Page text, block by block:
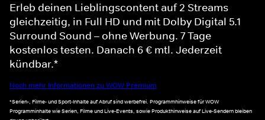
Erleb deinen Lieblingscontent auf 2 Streams
gleichzeitig, in Full HD und mit Dolby Digital 5.1
Surround Sound – ohne Werbung. 7 Tage
kostenlos testen. Danach 6 € mtl. Jederzeit
kündbar.*
Noch mehr Informationen zu WOW Premium
*Serien-, Filme- und Sport-Inhalte auf Abruf sind werbefrei. Programmhinweise für WOW
Programminhalte wie Serien, Filme und Live-Events, sowie Produkthinweise auf Live-Sendern bleiben